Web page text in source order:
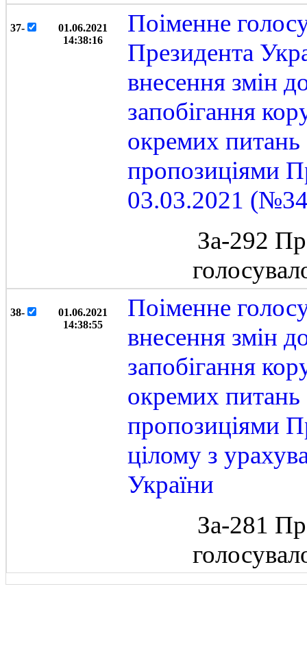
37-
01.06.2021
14:38:16
Поіменне
Президента
внесення змін
запобігання
окремих питань
пропозиціями
03.03.2021
За-292
38-
01.06.2021
14:38:55
Поіменне
внесення змін
запобігання
окремих питань
пропозиціями
цілому з
України
За-281